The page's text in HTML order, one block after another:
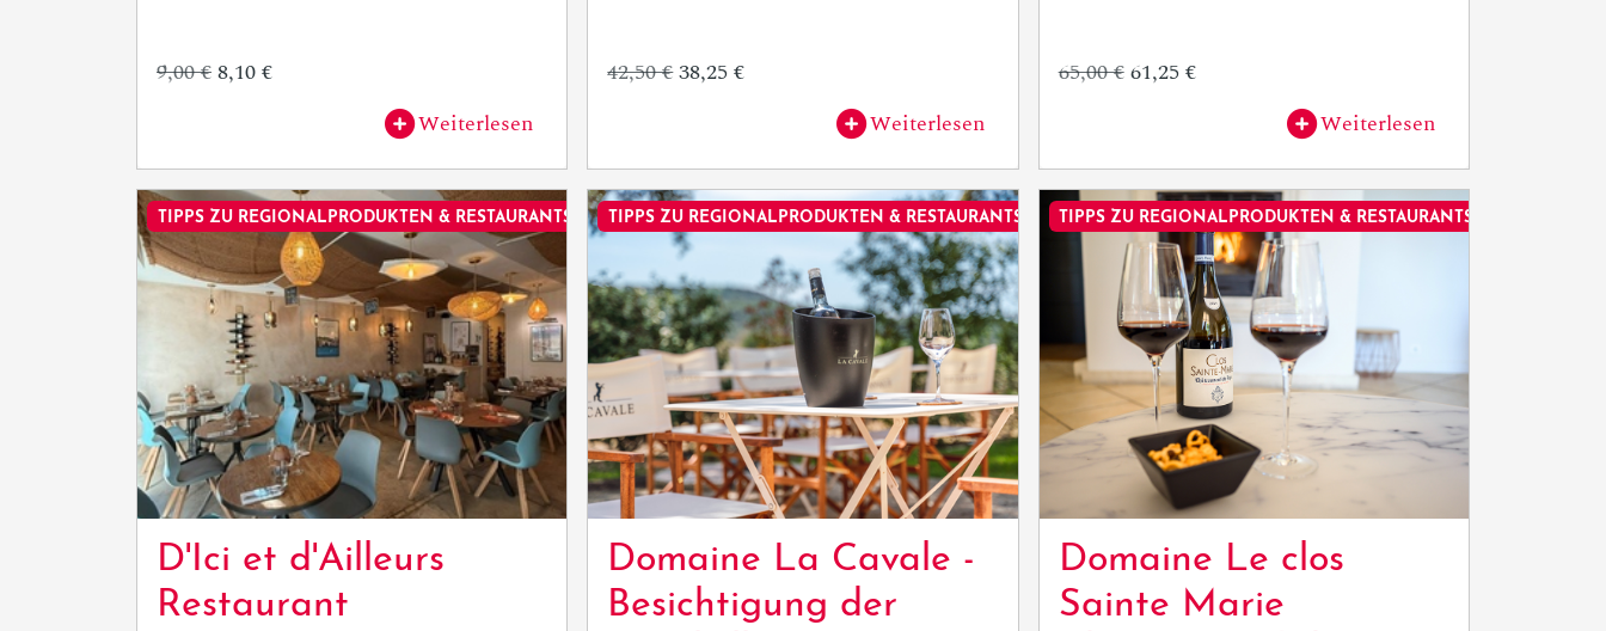
9,00 €8,10 €
Weiterlesen
42,50 €38,25 €
Weiterlesen
65,00 €61,25 €
Weiterlesen
TIPPS ZU REGIONALPRODUKTEN & RESTAURANTS
D'Ici et d'Ailleurs
Restaurant
TIPPS ZU REGIONALPRODUKTEN & RESTAURANTS
Domaine La Cavale -
Besichtigung der
TIPPS ZU REGIONALPRODUKTEN & RESTAURANTS
Domaine Le clos
Sainte Marie